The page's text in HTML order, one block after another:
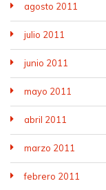
agosto 2011
julio 2011
junio 2011
mayo 2011
abril 2011
marzo 2011
febrero 2011